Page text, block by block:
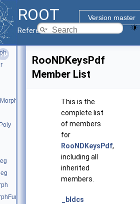
ROOT
Version master
Reference Guide
RooNDKeysPdf
Member List
This is the
complete list
of members
for
RooNDKeysPdf,
including all
inherited
members.
_bIdcs